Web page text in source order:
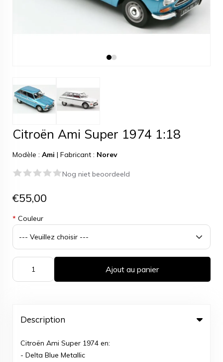
Citroën Ami Super 1974 1:18
Modèle : Ami | Fabricant : Norev
Nog niet beoordeeld
€55,00
* Couleur
Ajout au panier
Description
Citroën Ami Super 1974 en:
- Delta Blue Metallic